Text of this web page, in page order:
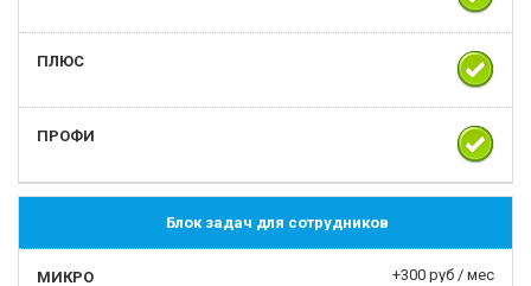
Блок задач для сотрудников
+300 руб / мес